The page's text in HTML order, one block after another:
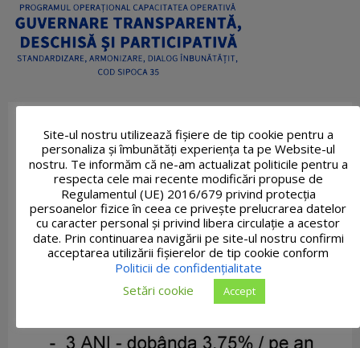
Site-ul nostru utilizează fişiere de tip cookie pentru a
personaliza și îmbunătăți experiența ta pe Website-ul
nostru. Te informăm că ne-am actualizat politicile pentru a
respecta cele mai recente modificări propuse de
Regulamentul (UE) 2016/679 privind protecția
persoanelor fizice în ceea ce privește prelucrarea datelor
cu caracter personal și privind libera circulație a acestor
date. Prin continuarea navigării pe site-ul nostru confirmi
acceptarea utilizării fişierelor de tip cookie conform
Politicii de confidențialitate
Setări cookie
Accept